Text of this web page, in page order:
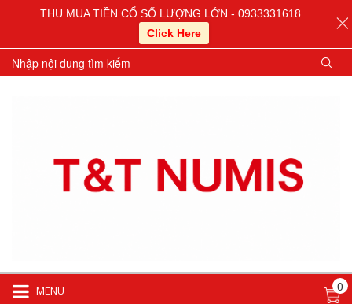
MENU 0
THU MUA TIỀN CỔ SỐ LƯỢNG LỚN - 0933331618
Click Here